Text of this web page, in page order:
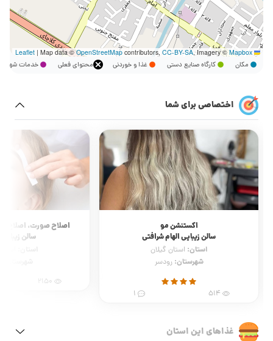
Leaflet
| Map data ©OpenStreetMapcontributors, CC-BY-SA, Imagery ©Mapbox
مکان کارگاه صنایع دستی غذا و خوردنی محتوای فعلی خدمات
اختصاصی برای شما
اکستنشن مو
سالن زیبایی الهام شرافتی
استان: استان گیلان
شهرستان:رودسر
اصلاح صورت، اصلاح
سالن زیبایی
2150
غذاهای این استان